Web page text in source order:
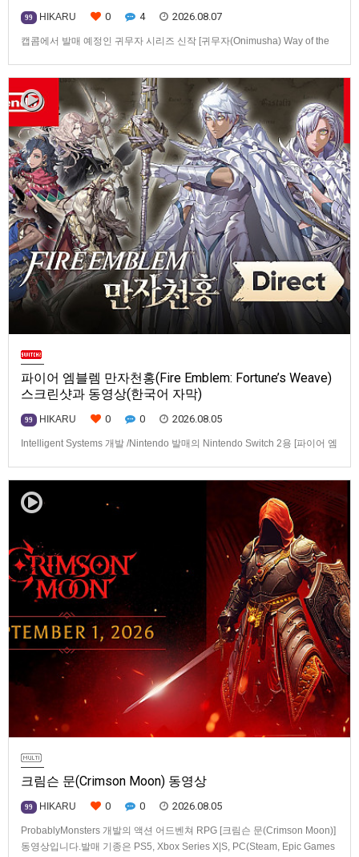
99 HIKARU 0 4 2026.08.07
캡콤에서 발매 예정인 귀무자 시리즈 신작 [귀무자(Onimusha) Way of the
파이어 엠블렘 만자천홍(Fire Emblem: Fortune’s Weave)
스크린샷과 동영상(한국어 자막)
99 HIKARU 0 0 2026.08.05
Intelligent Systems 개발 /Nintendo 발매의 Nintendo Switch 2용 [파이어 엠
크림슨 문(Crimson Moon) 동영상
99 HIKARU 0 0 2026.08.05
ProbablyMonsters 개발의 액션 어드벤쳐 RPG [크림슨 문(Crimson Moon)]
동영상입니다.발매 기종은 PS5, Xbox Series X|S, PC(Steam, Epic Games